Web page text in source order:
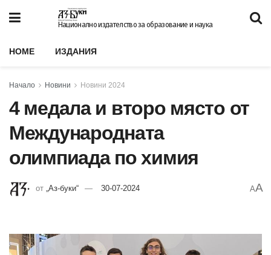
Национално издателство за образование и наука
HOME ИЗДАНИЯ
Начало Новини Новини 2024
4 медала и второ място от
Международната
олимпиада по химия
от „Аз-буки“ 30-07-2024 AA